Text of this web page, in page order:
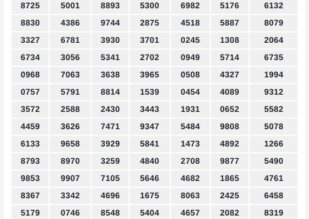
8725
5001 8893 5300 6982 5176
6132
8830
4386 9744 2875 4518 5887
8079
3327
6781 3930 3701 0245 1308
2064
6734
3056 5341 2702 0949 5714
6735
0968
7063 3638 3965 0508 4327
1994
0757
5791 8814 1539 0454 4089
9312
3572
2588 2430 3443 1931 0652
5582
4459
3626 7471 9347 5484 9808
5078
6133
9658 3929 5841 1473 4892
1266
8793
8970 3259 4840 2708 9877
5490
9853
9907 7105 5646 4682 1865
4761
8367
3342 4696 1675 8063 2425
6458
5179
0746 8548 5404 4657 2082
8319